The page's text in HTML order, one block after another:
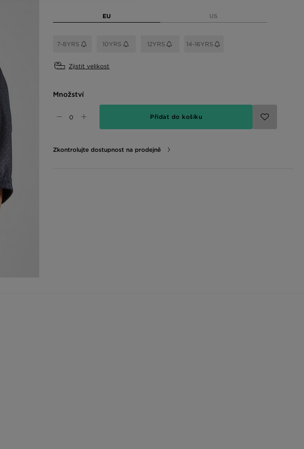
EU US
7-8YRS 10YRS 12YRS 14-16YRS
Zjistit velikost
Množství
Přidat do košíku
Zkontrolujte dostupnost na prodejně